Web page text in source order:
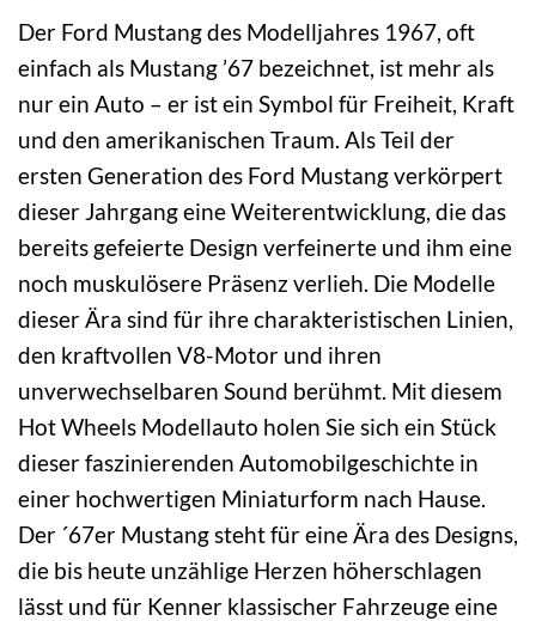
Der Ford Mustang des Modelljahres 1967, oft
einfach als Mustang ’67 bezeichnet, ist mehr als
nur ein Auto – er ist ein Symbol für Freiheit, Kraft
und den amerikanischen Traum. Als Teil der
ersten Generation des Ford Mustang verkörpert
dieser Jahrgang eine Weiterentwicklung, die das
bereits gefeierte Design verfeinerte und ihm eine
noch muskulösere Präsenz verlieh. Die Modelle
dieser Ära sind für ihre charakteristischen Linien,
den kraftvollen V8-Motor und ihren
unverwechselbaren Sound berühmt. Mit diesem
Hot Wheels Modellauto holen Sie sich ein Stück
dieser faszinierenden Automobilgeschichte in
einer hochwertigen Miniaturform nach Hause.
Der ´67er Mustang steht für eine Ära des Designs,
die bis heute unzählige Herzen höherschlagen
lässt und für Kenner klassischer Fahrzeuge eine